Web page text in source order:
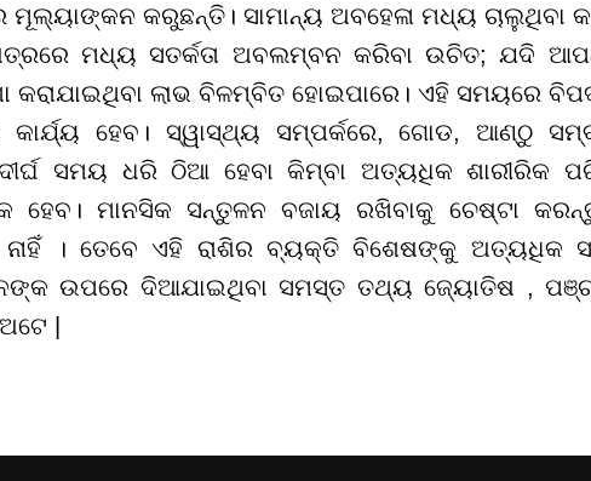
କରୁଛନ୍ତି। ସାମାନ୍ୟ ଅବହେଳା ମଧ୍ୟ ଚାଲୁଥିବା
ମଧ୍ୟ ସତର୍କତା ଅବଲମ୍ବନ କରିବା ଉଚିତ; ଯଦି
ଲାଭ ବିଳମ୍ବିତ ହୋଇପାରେ। ଏହି ସମୟରେ
ହେବ। ସ୍ୱାସ୍ଥ୍ୟ ସମ୍ପର୍କରେ, ଗୋଡ, ଆଣ୍ଠୁ
ସମୟ ଧରି ଠିଆ ହେବା କିମ୍ବା ଅତ୍ୟଧିକ ଶାରୀରିକ
ହେବ। ମାନସିକ ସନ୍ତୁଳନ ବଜାୟ ରଖିବାକୁ ଚେଷ୍ଟା
। ତେବେ ଏହି ରାଶିର ବ୍ୟକ୍ତି ବିଶେଷଙ୍କୁ ଅତ୍ୟଧିକ
ଉପରେ ଦିଆଯାଇଥିବା ସମସ୍ତ ତଥ୍ୟ ଜ୍ୟୋତିଷ ,
|